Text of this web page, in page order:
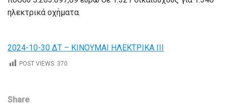
ηλεκτρικά οχήματα.
2024-10-30 ΔΤ – ΚΙΝΟΥΜΑΙ ΗΛΕΚΤΡΙΚΑ ΙΙΙ
POST VIEWS: 370
Share